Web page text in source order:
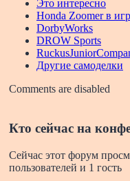
Это интересно
Honda Zoomer в
DorbyWorks
DROW Sports
Другие самоделки
Comments are disabled
Кто сейчас на
Сейчас этот форум
пользователей и 1 гость